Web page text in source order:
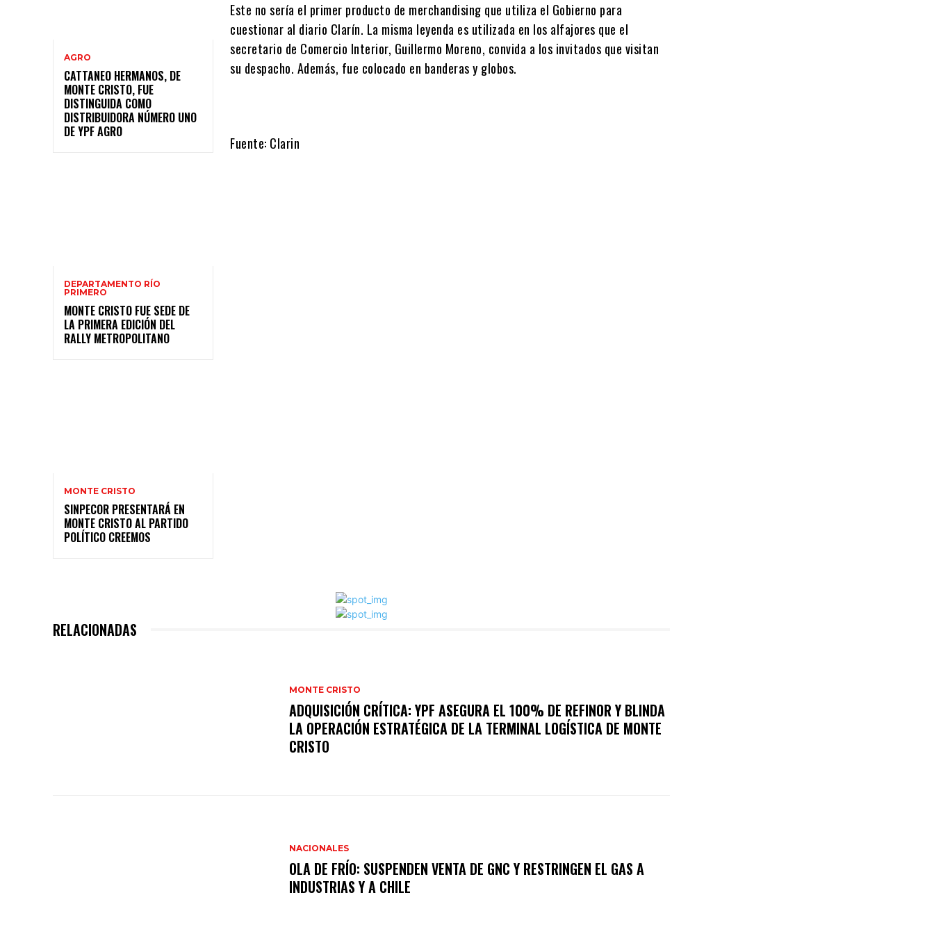
AGRO
CATTANEO HERMANOS, DE
MONTE CRISTO, FUE
DISTINGUIDA COMO
DISTRIBUIDORA NÚMERO UNO
DE YPF AGRO
DEPARTAMENTO RÍO
PRIMERO
MONTE CRISTO FUE SEDE DE
LA PRIMERA EDICIÓN DEL
RALLY METROPOLITANO
MONTE CRISTO
SINPECOR PRESENTARÁ EN
MONTE CRISTO AL PARTIDO
POLÍTICO CREEMOS
Este no sería el primer producto de merchandising que utiliza el Gobierno para
cuestionar al diario Clarín. La misma leyenda es utilizada en los alfajores que el
secretario de Comercio Interior, Guillermo Moreno, convida a los invitados que visitan
su despacho. Además, fue colocado en banderas y globos.
Fuente: Clarin
RELACIONADAS
MONTE CRISTO
ADQUISICIÓN CRÍTICA: YPF ASEGURA EL 100% DE REFINOR Y BLINDA
LA OPERACIÓN ESTRATÉGICA DE LA TERMINAL LOGÍSTICA DE MONTE
CRISTO
NACIONALES
OLA DE FRÍO: SUSPENDEN VENTA DE GNC Y RESTRINGEN EL GAS A
INDUSTRIAS Y A CHILE